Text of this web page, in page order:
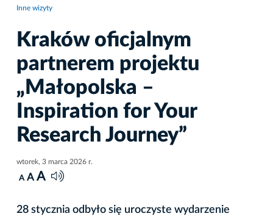
Inne wizyty
Kraków oficjalnym
partnerem projektu
„Małopolska –
Inspiration for Your
Research Journey”
wtorek, 3 marca 2026 r.
A A A
28 stycznia odbyło się uroczyste wydarzenie